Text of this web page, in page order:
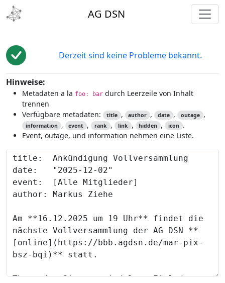
AG DSN
Derzeit sind keine Probleme bekannt.
Hinweise:
Metadaten a la foo: bar durch Leerzeile von Inhalt
trennen
Verfügbare metadaten:
title , author , date , outage ,
information , event , rank , link , hidden , icon .
Event, outage, und information nehmen eine Liste.
Content to preview